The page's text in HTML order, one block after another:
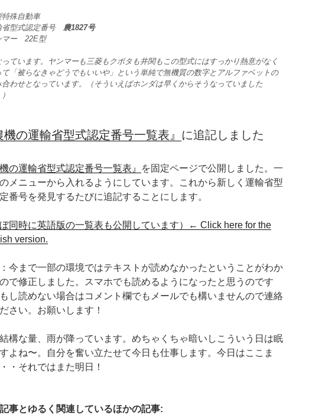
特殊自動車
省型式認定番号 農1827号
マー 22E型
っています。ヤンマーも三菱もクボタも井関もこの型式にはすっかり熱意がなく
て「被らなきゃどうでもいいや」という単純で無機質の数字とアルファベットの
合わせとなっています。（そういえばホンダは早くからそうなっていました
機の運輸省型式認定番号一覧表』 に追記しました
機の運輸省型式認定番号一覧表』
を固定ページで公開しました。一
メニューから入れるようにしています。これから新しく運輸省型
番号を発見するたびに追記することにします。
ぼ同時に英語版の一覧表も公開しています）← Click here for the
version.
今まで一部の環境ではテキストが読めなかったということがわか
で修正しました。スマホでも読めるようになったと思うのです
し読めない場合はコメント欄でもメールでも構いませんので連絡
さい。お願いします！
構な量、雨が降っています。めちゃくちゃ暗いしこういう日は眠
よね〜。自分を奮い立たせて今日も仕事します。今日はここま
・それではまた明日！
記事とゆるく関連しているほかの記事: